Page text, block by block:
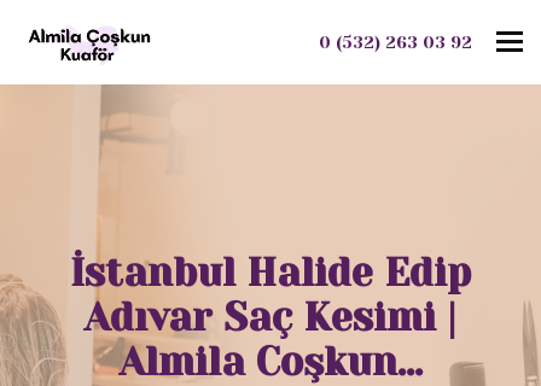
0 (532) 263 03 92
İstanbul Halide Edip
Adıvar Saç Kesimi |
Almila Coşkun...